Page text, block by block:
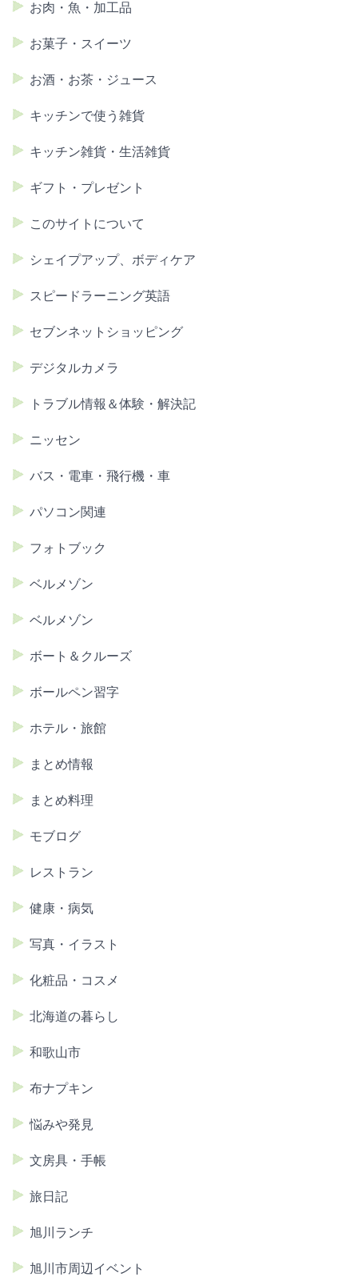
お肉・魚・加工品
お菓子・スイーツ
お酒・お茶・ジュース
キッチンで使う雑貨
キッチン雑貨・生活雑貨
ギフト・プレゼント
このサイトについて
シェイプアップ、ボディケア
スピードラーニング英語
セブンネットショッピング
デジタルカメラ
トラブル情報＆体験・解決記
ニッセン
バス・電車・飛行機・車
パソコン関連
フォトブック
ベルメゾン
ベルメゾン
ボート＆クルーズ
ボールペン習字
ホテル・旅館
まとめ情報
まとめ料理
モブログ
レストラン
健康・病気
写真・イラスト
化粧品・コスメ
北海道の暮らし
和歌山市
布ナプキン
悩みや発見
文房具・手帳
旅日記
旭川ランチ
旭川市周辺イベント